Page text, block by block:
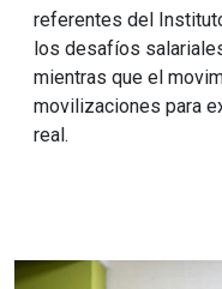
referentes del
los desafíos
mientras que el
movilizaciones para
real.
Imagen